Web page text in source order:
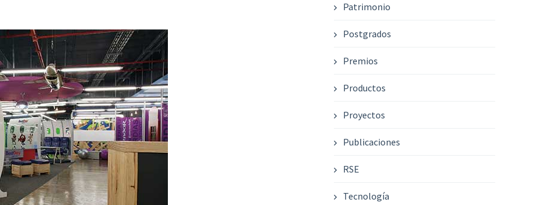
Patrimonio
Postgrados
Premios
Productos
Proyectos
Publicaciones
RSE
Tecnología